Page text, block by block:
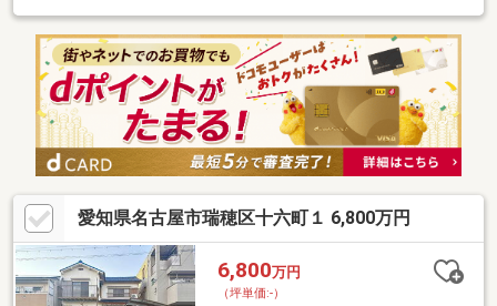
愛知県名古屋市瑞穂区十六町１ 6,800万円
6,800万円
（坪単価:-）